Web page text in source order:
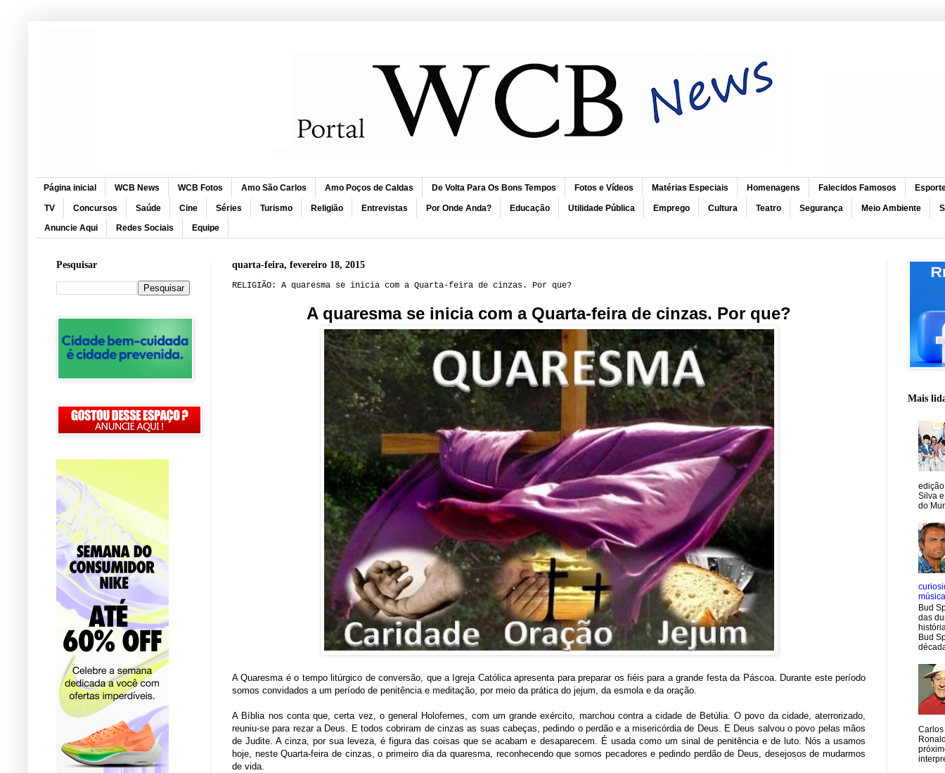
Página inicial WCB News WCB Fotos Amo São Carlos Amo Poços de Caldas De Volta Para Os Bons Tempos Fotos e Vídeos Matérias Especiais Homenagens Falecidos Famosos
TV Concursos Saúde Cine Séries Turismo Religião Entrevistas Por Onde Anda? Educação Utilidade Pública Emprego Cultura Teatro Segurança Meio Ambiente
Anuncie Aqui Redes Sociais Equipe
quarta-feira, fevereiro 18, 2015
RELIGIÃO: A quaresma se inicia com a Quarta-feira de cinzas. Por que?
A quaresma se inicia com a Quarta-feira de cinzas. Por que?
A Quaresma é o tempo litúrgico de conversão, que a Igreja Católica apresenta para preparar os fiéis para a grande festa da Páscoa. Durante este período
somos convidados a um período de penitência e meditação, por meio da prática do jejum, da esmola e da oração.
A Bíblia nos conta que, certa vez, o general Holofernes, com um grande exército, marchou contra a cidade de Betúlia. O povo da cidade, aterrorizado,
reuniu-se para rezar a Deus. E todos cobriram de cinzas as suas cabeças, pedindo o perdão e a misericórdia de Deus. E Deus salvou o povo pelas mãos
de Judite. A cinza, por sua leveza, é figura das coisas que se acabam e desaparecem. É usada como um sinal de penitência e de luto. Nós a usamos
hoje, neste Quarta-feira de cinzas, o primeiro dia da quaresma, reconhecendo que somos pecadores e pedindo perdão de Deus, desejosos de mudarmos
de vida.
Pesquisar
Mais
Silva
do
Bud
das
Bud
Carlos